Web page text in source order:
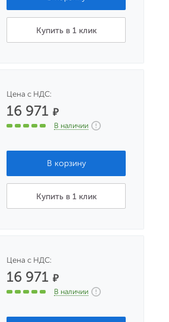
Купить в 1 клик
Цена с НДС:
16 971₽
В наличии
Купить в 1 клик
Цена с НДС:
16 971₽
В наличии